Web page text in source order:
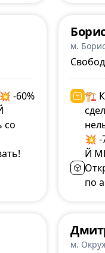
-60%
со
м.
🏗
💥
Й
по
м.